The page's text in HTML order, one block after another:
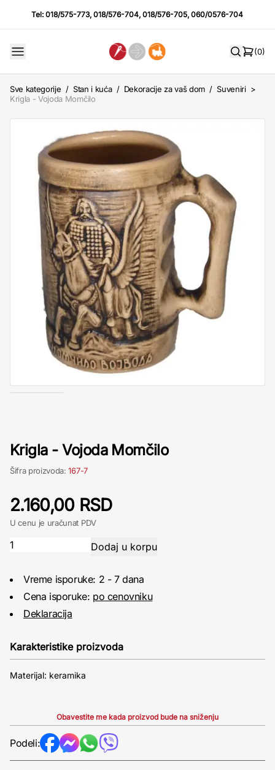
Tel:018/575-773,018/576-704,018/576-705,060/0576-704
(0)
Sve kategorije / Stan i kuća / Dekoracije za vaš dom / Suveniri >
Krigla - Vojoda Momčilo
Krigla - Vojoda Momčilo
Šifra proizvoda:167-7
2.160,00 RSD
U cenu je uračunat PDV
Vreme isporuke: 2 - 7 dana
Cena isporuke: po cenovniku
Deklaracija
Karakteristike proizvoda
Materijal: keramika
Obavestite me kada proizvod bude na sniženju
Podeli: